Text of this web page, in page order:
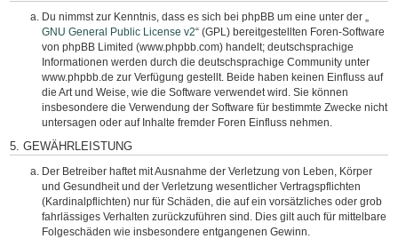
Du nimmst zur Kenntnis, dass es sich bei phpBB um eine unter der „
GNU General Public License v2“ (GPL) bereitgestellten Foren-Software
von phpBB Limited (www.phpbb.com) handelt; deutschsprachige
Informationen werden durch die deutschsprachige Community unter
www.phpbb.de zur Verfügung gestellt. Beide haben keinen Einfluss auf
die Art und Weise, wie die Software verwendet wird. Sie können
insbesondere die Verwendung der Software für bestimmte Zwecke nicht
untersagen oder auf Inhalte fremder Foren Einfluss nehmen.
5. GEWÄHRLEISTUNG
Der Betreiber haftet mit Ausnahme der Verletzung von Leben, Körper
und Gesundheit und der Verletzung wesentlicher Vertragspflichten
(Kardinalpflichten) nur für Schäden, die auf ein vorsätzliches oder grob
fahrlässiges Verhalten zurückzuführen sind. Dies gilt auch für mittelbare
Folgeschäden wie insbesondere entgangenen Gewinn.